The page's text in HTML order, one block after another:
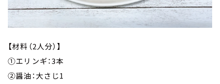
【材料（2人分）】
①エリンギ：3本
②醤油：大さじ1